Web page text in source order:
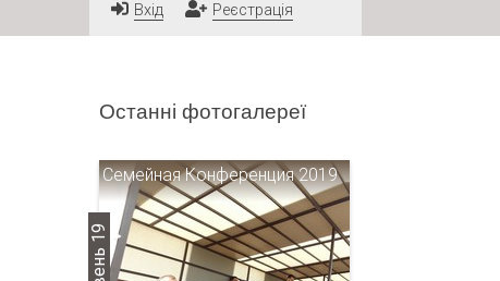
Вхід Реєстрація
Останні фотогалереї
Семейная Конференция 2019